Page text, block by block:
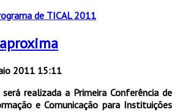
de TICAL 2011
2011 15:11
realizada a Primeira Conferência de
e Comunicação para Instituições